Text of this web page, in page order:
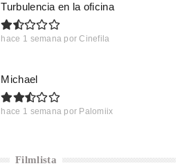
Turbulencia en la oficina
hace 1 semana por Cinefila
Michael
hace 1 semana por Palomiix
Filmlista